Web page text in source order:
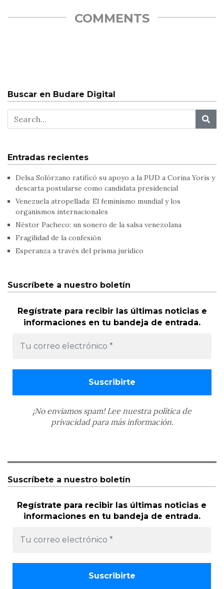
COMMENTS
Buscar en Budare Digital
Entradas recientes
Delsa Solórzano ratificó su apoyo a la PUD a Corina Yoris y
descarta postularse como candidata presidencial
Venezuela atropellada: El feminismo mundial y los
organismos internacionales
Néstor Pacheco: un sonero de la salsa venezolana
Fragilidad de la confesión
Esperanza a través del prisma jurídico
Suscríbete a nuestro boletín
Regístrate para recibir las últimas noticias e
informaciones en tu bandeja de entrada.
¡No enviamos spam! Lee nuestra política de
privacidadpara más información.
Suscríbete a nuestro boletín
Regístrate para recibir las últimas noticias e
informaciones en tu bandeja de entrada.